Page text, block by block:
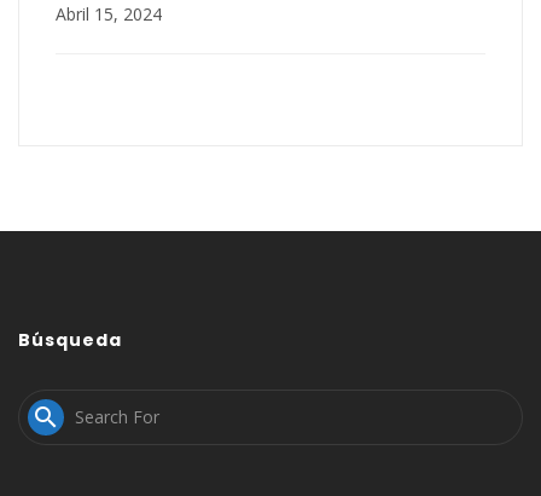
Abril 15, 2024
Búsqueda
